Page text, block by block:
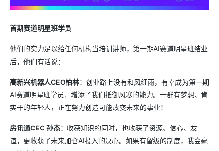
首期赛道明星班学员
他们的实力足以给任何机构当培训讲师，第一期AI赛道明星班结业
后，他们有话说：
高新兴机器人CEO柏林：创业路上没有和风细雨，有幸成为第一期
AI赛道明星班学员，增添了我们抵御风寒的能力。一群有梦想、肯
实干的年轻人，正在努力创造可能改变未来的事业！
房讯通CEO 孙杰：收获知识的同时，也收获了资源、信心、友
谊，更收获了未来加仓AI投入的决心。如果有留级的制度，我会毫